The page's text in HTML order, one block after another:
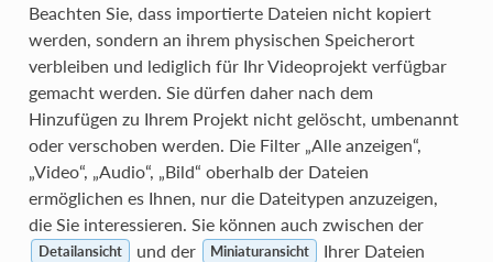
Beachten Sie, dass importierte Dateien nicht kopiert
werden, sondern an ihrem physischen Speicherort
verbleiben und lediglich für Ihr Videoprojekt verfügbar
gemacht werden. Sie dürfen daher nach dem
Hinzufügen zu Ihrem Projekt nicht gelöscht, umbenannt
oder verschoben werden. Die Filter „Alle anzeigen“,
„Video“, „Audio“, „Bild“ oberhalb der Dateien
ermöglichen es Ihnen, nur die Dateitypen anzuzeigen,
die Sie interessieren. Sie können auch zwischen der
Detailansicht und der Miniaturansicht
Ihrer Dateien